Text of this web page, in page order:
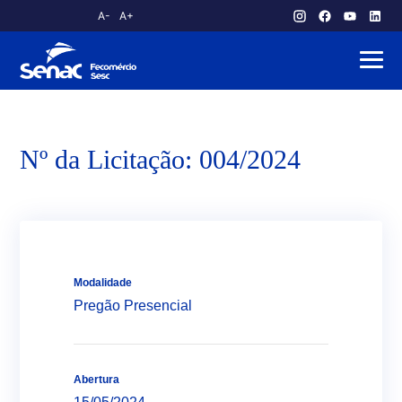
A- A+
atendimento.publico@am.senac.br
Nº da Licitação: 004/2024
Modalidade
Pregão Presencial
Abertura